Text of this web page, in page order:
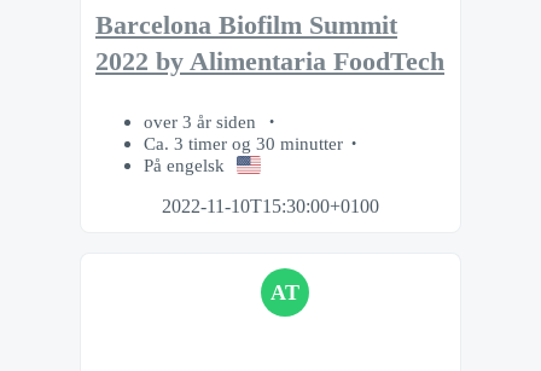
Barcelona Biofilm Summit
2022 by Alimentaria FoodTech
over 3 år siden
Ca. 3 timer og 30 minutter
På engelsk
2022-11-10T15:30:00+0100
AT